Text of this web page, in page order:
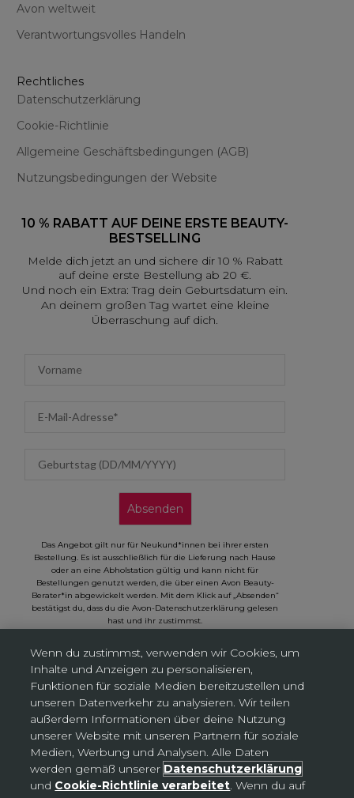
Avon weltweit
Verantwortungsvolles Handeln
Rechtliches
Datenschutzerklärung
Cookie-Richtlinie
Allgemeine Geschäftsbedingungen (AGB)
Nutzungsbedingungen der Website
10 % RABATT AUF DEINE ERSTE BEAUTY-
BESTSELLING
Melde dich jetzt an und sichere dir 10 % Rabatt
auf deine erste Bestellung ab 20 €.
Und noch ein Extra: Trag dein Geburtsdatum ein.
An deinem großen Tag wartet eine kleine
Überraschung auf dich.
Absenden
Das Angebot gilt nur für Neukund*innen bei ihrer ersten
Bestellung. Es ist ausschließlich für die Lieferung nach Hause
oder an eine Abholstation gültig und kann nicht für
Bestellungen genutzt werden, die über einen Avon Beauty-
Berater*in abgewickelt werden. Mit dem Klick auf „Absenden“
bestätigst du, dass du die Avon-Datenschutzerklärung gelesen
hast und ihr zustimmst.
Cookies-Einstellungen
Deutschland (EUR €)
Land
Bosnien und Herzegowina (BAM КМ)
Wenn du zustimmst, verwenden wir Cookies, um
Inhalte und Anzeigen zu personalisieren,
Funktionen für soziale Medien bereitzustellen und
unseren Datenverkehr zu analysieren. Wir teilen
außerdem Informationen über deine Nutzung
unserer Website mit unseren Partnern für soziale
Medien, Werbung und Analysen. Alle Daten
werden gemäß unserer Datenschutzerklärung
und Cookie-Richtlinie verarbeitet. Wenn du auf